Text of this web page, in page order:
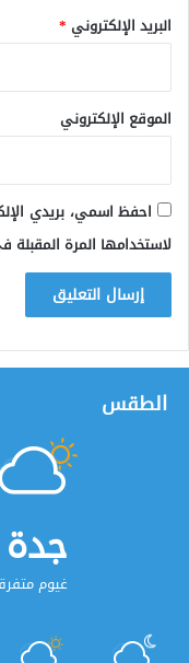
البريد الإلكتروني *
الموقع الإلكتروني
احفظ اسمي، بريدي
لاستخدامها المرة
الطقس
جدة
غيوم